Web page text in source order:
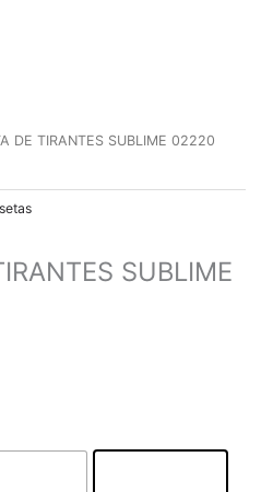
DE TIRANTES SUBLIME 02220
SUBLIME